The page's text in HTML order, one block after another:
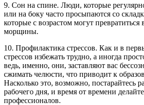
9. Сон на спине. Люди, которые
или на боку часто просыпаются со
которые с возрастом могут превратиться
морщины.
10. Профилактика стрессов. Как и в
стрессов избежать трудно, а иногда
ведь, именно, они, заставляют вас
сжимать челюсти, что приводит к
Насколько это, возможно, постарайтесь
рабочего дня, и время от времени
профессионалов.